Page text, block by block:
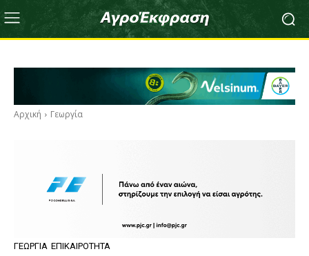
Αρχική Γεωργία
ΓΕΩΡΓΊΑ ΕΠΙΚΑΙΡΌΤΗΤΑ